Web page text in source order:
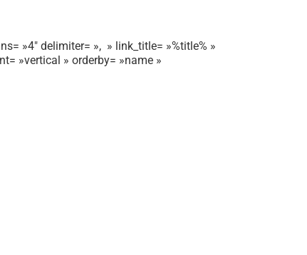
»4″ delimiter= », » link_title= »%title% »
»vertical » orderby= »name »